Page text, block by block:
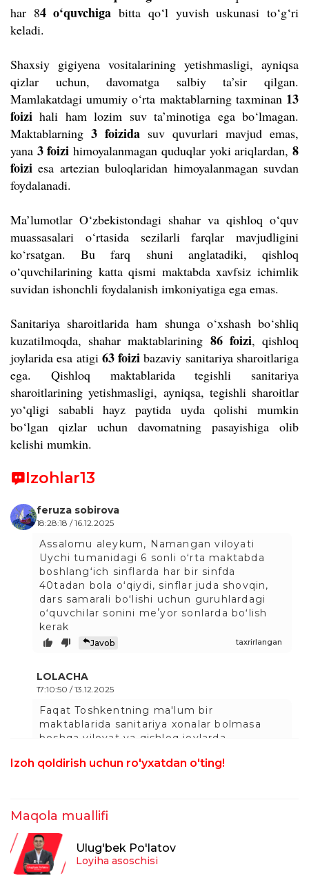
har 84 o‘quvchiga bitta qo‘l yuvish uskunasi to‘g‘ri
keladi.
Shaxsiy gigiyena vositalarining yetishmasligi, ayniqsa
qizlar uchun, davomatga salbiy ta’sir qilgan.
Mamlakatdagi umumiy o‘rta maktablarning taxminan 13
foizi hali ham lozim suv ta’minotiga ega bo‘lmagan.
Maktablarning 3 foizida suv quvurlari mavjud emas,
yana 3 foizi himoyalanmagan quduqlar yoki ariqlardan,8
foizi esa artezian buloqlaridan himoyalanmagan suvdan
foydalanadi.
Ma’lumotlar O‘zbekistondagi shahar va qishloq o‘quv
muassasalari o‘rtasida sezilarli farqlar mavjudligini
ko‘rsatgan. Bu farq shuni anglatadiki, qishloq
o‘quvchilarining katta qismi maktabda xavfsiz ichimlik
suvidan ishonchli foydalanish imkoniyatiga ega emas.
Sanitariya sharoitlarida ham shunga o‘xshash bo‘shliq
kuzatilmoqda, shahar maktablarining 86 foizi, qishloq
joylarida esa atigi 63 foizibazaviy sanitariya sharoitlariga
ega. Qishloq maktablarida tegishli sanitariya
sharoitlarining yetishmasligi, ayniqsa, tegishli sharoitlar
yo‘qligi sababli hayz paytida uyda qolishi mumkin
bo‘lgan qizlar uchun davomatning pasayishiga olib
kelishi mumkin.
Izohlar13
feruza sobirova
18:28:18 / 16.12.2025
Assalomu aleykum, Namangan viloyati
Uychi tumanidagi 6 sonli oʻrta maktabda
boshlangʻich sinflarda har bir sinfda
40tadan bola oʻqiydi, sinflar juda shovqin,
dars samarali boʻlishi uchun guruhlardagi
oʻquvchilar sonini meʼyor sonlarda boʻlish
kerak
taxrirlangan
Javob
LOLACHA
17:10:50 / 13.12.2025
Faqat Toshkentning ma'lum bir
maktablarida sanitariya xonalar bolmasa
boshqa viloyat va qishloq joylarda
xatto qol yuvishga sharoit ham yoq
korsatishyabdi yaxshilâb qarasha ochiq
oydin oshkor qilsa bundan ham kop chiqadi.
Foizni kam korsatishyabdi
Javob
Izoh qoldirish uchun ro'yxatdan o'ting!
Maqola muallifi
Ulug'bek Po'latov
Loyiha asoschisi